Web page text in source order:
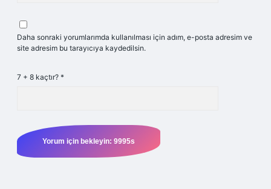
Daha sonraki yorumlarımda kullanılması için adım, e-posta adresim ve
site adresim bu tarayıcıya kaydedilsin.
7 + 8 kaçtır? *